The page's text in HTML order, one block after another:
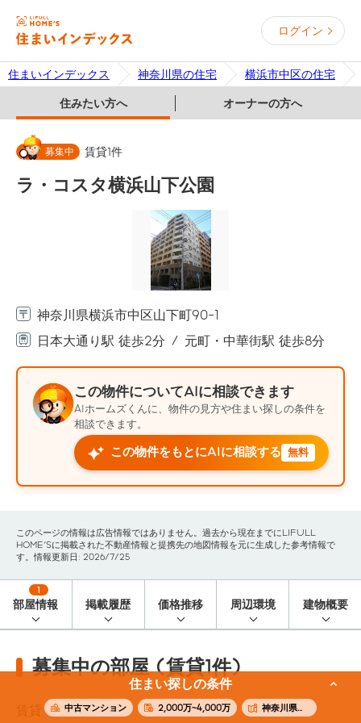
ログイン
住まいインデックス 神奈川県の住宅 横浜市中区の住宅
住みたい方へ オーナーの方へ
住まい探しの条件
中古マンション 2,000万~4,000万 神奈川県横浜市中区
募集中 賃貸1件
ラ・コスタ横浜山下公園
神奈川県横浜市中区山下町90-1
日本大通り駅 徒歩2分
元町・中華街駅 徒歩8分
この物件についてAIに相談できます
AIホームズくんに、物件の見方や住まい探しの条件を
相談できます。
この物件をもとにAIに相談する 無料
このページの情報は広告情報ではありません。過去から現在までにLIFULL
HOME'Sに掲載された不動産情報と提携先の地図情報を元に生成した参考情報で
す。情報更新日: 2026/7/25
部屋情報
1
掲載履歴 価格推移 周辺環境 建物概要
募集中の部屋 (賃貸1件)
1 件